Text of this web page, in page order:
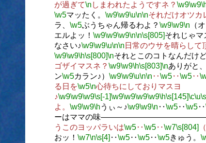
が過ぎて\n しまわれたようですネ？ \w9\w9
\w5マッたく。 \w9\w9\u\n\nそれだけオツカ
ラ、 \w5ぶうちゃん帰るわよ？ \w9\w9\n （
エルよッ！ \w9\w9\w9\n\n\s[805]それじゃマ
なさい♪\w9\w9\u\n\n 日常のウサを晴らして
\w9\w9\h\s[800]\nそれとこのコトなんだけ
ゴザイマスネ？ \w9\w9\h\s[803]\nありがと、
ン\w5カラン♪） \w9\w9\u\n\n ‥\w5‥\w5‥
る日を\w5\n心待ちにしておりマスヨ
♪\w9\w9\w9\s[-1]\w9\w9\w9\w9\h\s[145]\c\u
よ。 \w9\w9\h うぃ～♪\w9\w9\n ‥\w5‥\w5‥
ーはママの味――――――――――――――
うこのヨッパラいは\w5‥\w5‥\w7\s[804]
おッ！ \w7\n\s[4] ‥\w5‥\w5‥\w5きゅう。